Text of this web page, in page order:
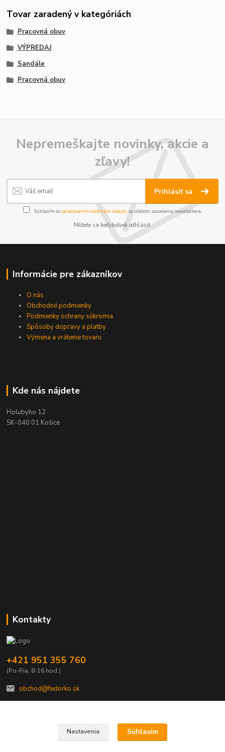
Tovar zaradený v kategóriách
Pracovná obuv
VÝPREDAJ
Sandále
Pracovná obuv
Nepremeškajte novinky, akcie a
zľavy!
Prihlásiť sa
Súhlasím sospracovaním osobných údajov za účelom zasielania newslettera.
Môžete sa kedykoľvek odhlásiť.
Informácie pre zákazníkov
O nás
Obchodné podmienky
Podmienky ochrany súkromia
Spôsoby dopravy a platby
Výmena a vrátenie tovaru
Kde nás nájdete
Holubyho 12
SK-040 01 Košice
Kontakty
+421 951 355 760
(Po-Pia, 8-16 hod.)
obchod@fedorko.sk
Nastavenia Súhlasím